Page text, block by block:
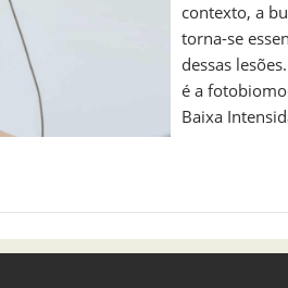
contexto, a
torna-se
dessas
é a
Baixa